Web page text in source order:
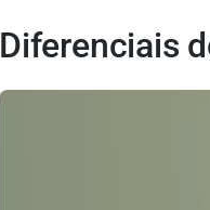
Diferenciais